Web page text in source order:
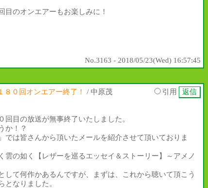
目のオンエアーもお楽しみに！
No.3163 - 2018/05/23(Wed) 16:57:45
８０回オンエアー終了！ / 中原茂 引用
回目の放送が無事終了いたしました。
か！？
では皆さんから頂いたメールを紹介させて頂いておりま
の如く【レザーを巡るエッセイ＆ストーリー】～アメノ
して何作かあるんですが、まずは、これから聴いて頂こう
となりました。